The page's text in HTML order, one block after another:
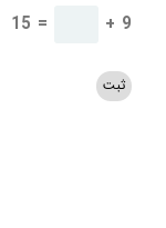
9
+
=
15